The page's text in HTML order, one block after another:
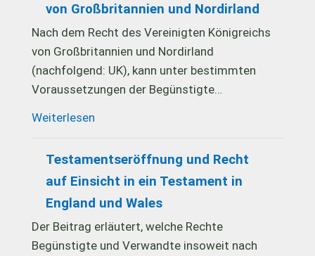
von Großbritannien und Nordirland
Nach dem Recht des Vereinigten Königreichs
von Großbritannien und Nordirland
(nachfolgend: UK), kann unter bestimmten
Voraussetzungen der Begünstigte…
Weiterlesen
Testamentseröffnung und Recht
auf Einsicht in ein Testament in
England und Wales
Der Beitrag erläutert, welche Rechte
Begünstigte und Verwandte insoweit nach